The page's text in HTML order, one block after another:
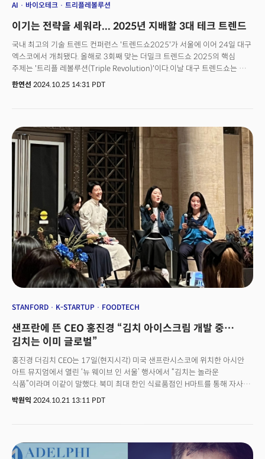
AI 바이오테크 트리플레볼루션
이기는 전략을 세워라... 2025년 지배할 3대 테크 트렌드
국내 최고의 기술 트렌드 컨퍼런스 '트렌드쇼2025'가 서울에 이어 24일 대구
엑스코에서 개최됐다. 올해로 3회째 맞는 더밀크 트렌드쇼 2025의 핵심
주제는 '트리플 레볼루션(Triple Revolution)'이다.이날 대구 트렌드쇼는 게리
샤피로 미국소비자기술협회(CTA) CEO의 기조 연설로 시작됐다. 샤피로
CES2025의 의미를 환기시키며 참여를 독려했다. 그는 또 "CES와 같은
이벤트는 정말 독보적이다. 이미 수만 명의 참석자가 등록했다. 전례없는 특별
제출물과 기록적인 수의 혁신상 출품작, 그리고 혁신적인 기조연설을 선보일
예정이다. CES2025는 모든 기대를 뛰어넘을 것"이라며 라며 기대감을
표했다.
한연선 2024.10.25 14:31 PDT
STANFORD K-STARTUP FOODTECH
샌프란에 뜬 CEO 홍진경 “김치 아이스크림 개발 중…
김치는 이미 글로벌”
홍진경 더김치 CEO는 17일(현지시각) 미국 샌프란시스코에 위치한 아시안
아트 뮤지엄에서 열린 ‘뉴 웨이브 인 서울’ 행사에서 “김치는 놀라운
식품”이라며 이같이 말했다. 북미 최대 한인 식료품점인 H마트를 통해 자사
김치를 유통하는데 그치지 않고, 김치의 특성을 살린 다양한 신제품을
나게 만든다”고 했다.&nbsp;홍 CEO는 이날 미국에 한국 문화를 알리는 뉴
웨이브 인 서울 행사에 참석, 시종일관 한국 음식과 문화의 우수성을 강조했다.
박원익 2024.10.21 13:11 PDT